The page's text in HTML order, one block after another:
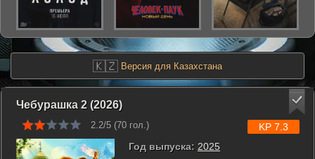
🇰🇿 Версия для Казахстана
Чебурашка 2 (2026)
2.2/5 (70 гол.)
Год выпуска: 2025
KP 7.3